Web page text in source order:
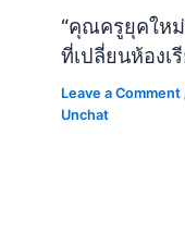
“คุณครูยุคใหม่
ที่เปลี่ยนห้องเ
Leave a Comment
Unchat